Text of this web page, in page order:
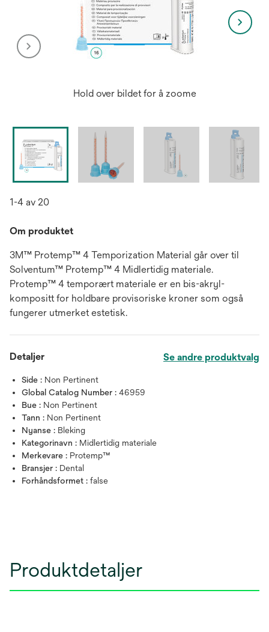
Hold over bildet for å zoome
1-4 av 20
Om produktet
3M™ Protemp™ 4 Temporization Material går over til
Solventum™ Protemp™ 4 Midlertidig materiale.
Protemp™ 4 temporært materiale er en bis-akryl-
kompositt for holdbare provisoriske kroner som også
fungerer utmerket estetisk.
Detaljer Se andre produktvalg
Side : Non Pertinent
Global Catalog Number : 46959
Bue : Non Pertinent
Tann : Non Pertinent
Nyanse : Bleking
Kategorinavn : Midlertidig materiale
Merkevare : Protemp™
Bransjer : Dental
Forhåndsformet : false
Produktdetaljer